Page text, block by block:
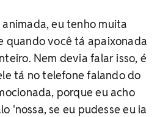
eu tenho muita
quando você tá apaixonada
Nem devia falar isso, é
tá no telefone falando do
porque eu acho
'nossa, se eu pudesse eu ia